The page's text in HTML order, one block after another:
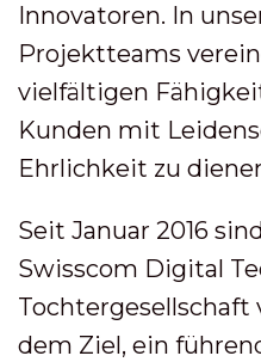
Innovatoren. In
Projektteams
vielfältigen
Kunden mit
Ehrlichkeit zu
Seit Januar 2016
Swisscom Digital
dem Ziel, ein